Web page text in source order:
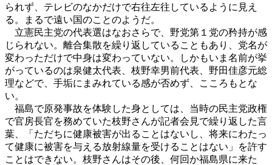
られず、テレビのなかだけで右往左往しているように見え
る。まるで遠い国のことのようだ。
立憲民主党の代表選はなおさらで、野党第１党の矜持が感
じられない。離合集散を繰り返していることもあり、党名が
変わっただけで中身は変わっていない。しかもいま名前が挙
がっているのは泉健太代表、枝野幸男前代表、野田佳彦元総
理などで、手垢にまみれている感が否めず、こころもとな
い。
福島で原発事故を体験した身としては、当時の民主党政権
で官房長官を務めていた枝野さんが記者会見で繰り返した言
葉、「ただちに健康被害が出ることはないし、将来にわたっ
て健康に被害を与える放射線量を受けることはない」を許す
ことはできない。枝野さんはその後、何回か福島県に来た